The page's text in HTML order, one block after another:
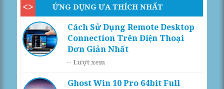
ỨNG DỤNG ƯA THÍCH NHẤT
Cách Sử Dụng Remote Desktop
Connection Trên Điện Thoại
Đơn Giản Nhất
-- Lượt xem
Ghost Win 10 Pro 64bit Full